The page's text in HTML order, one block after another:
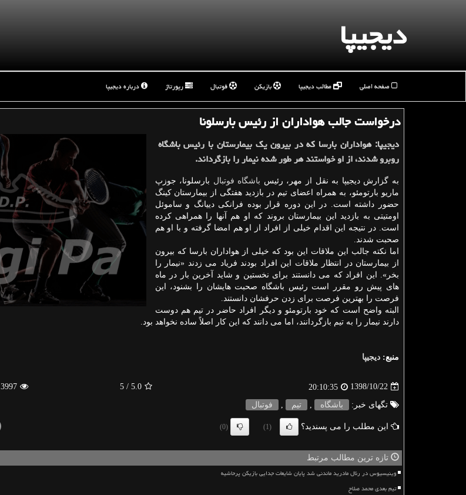
دیجیپا
صفحه اصلی مطالب دیجیپا بازیکن فوتبال رپورتاژ درباره دیجیپا
درخواست جالب هواداران از رئیس بارسلونا
دیجیپا: هواداران بارسا كه در بیرون یك بیمارستان با رئیس باشگاه
روبرو شدند، از او خواستند هر طور شده نیمار را بازگرداند.
به گزارش دیجیپا به نقل از مهر، رئیس باشگاه فوتبال بارسلونا، جوزپ
ماریو بارتومئو، به همراه اعضای تیم در بازدید هفتگی از بیمارستان كینگ
حضور داشته است. در این دوره قرار بوده فرانكی دی‎یانگ و ساموئل
اومتیتی به بازدید این بیمارستان بروند كه او هم آنها را همراهی كرده
است. در نتیجه این اقدام خیلی از افراد از او هم امضا گرفته و با او هم
صحبت شدند.
اما نكته جالب این ملاقات این بود كه خیلی از هواداران بارسا كه بیرون
از بیمارستان در انتظار ملاقات این افراد بودند فریاد می زدند «نیمار را
بخر». این افراد كه می دانستند برای نخستین و شاید آخرین بار در ماه
های پیش رو مقرر است رئیس باشگاه صحبت هایشان را بشنود، این
فرصت را بهترین فرصت برای زدن حرفشان دانستند.
البته واضح است كه خود بارتومئو و دیگر افراد حاضر در تیم هم دوست
دارند نیمار را به تیم بازگردانند، اما می دانند كه این كار اصلاً ساده نخواهد بود.
منبع: دیجیپا
1398/10/22
20:10:35
5.0
/ 5
3997
تگهای خبر: باشگاه تیم فوتبال
این مطلب را می پسندید؟ (1)
(0)
تازه ترین مطالب مرتبط
وینیسیوس در رئال مادرید ماندنی شد پایان شایعات جدایی بازیکن پرحاشیه
تیم بعدی محمد صلاح